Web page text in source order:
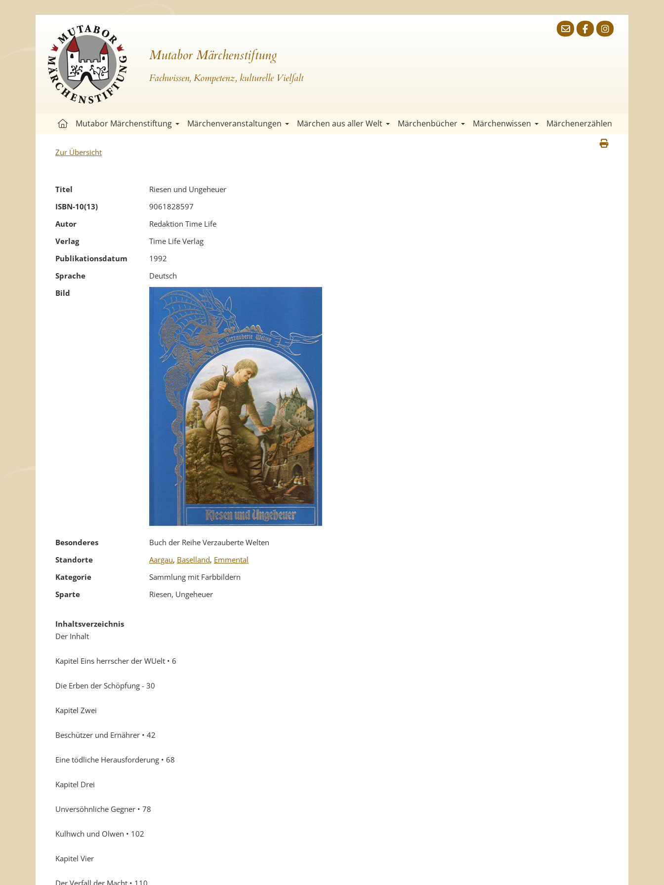
Mutabor Märchenstiftung
Fachwissen, Kompetenz, kulturelle Vielfalt
Mutabor Märchenstiftung Märchenveranstaltungen Märchen aus aller Welt Märchenbücher Märchenwissen Märchenerzählen
Zur Übersicht
Titel
Riesen und Ungeheuer
ISBN-10(13)
9061828597
Autor
Redaktion Time Life
Verlag
Time Life Verlag
Publikationsdatum
1992
Sprache
Deutsch
Bild
Besonderes
Buch der Reihe Verzauberte Welten
Standorte
Aargau, Baselland, Emmental
Kategorie
Sammlung mit Farbbildern
Sparte
Riesen, Ungeheuer
Inhaltsverzeichnis
Der Inhalt
Kapitel Eins herrscher der WUelt • 6
Die Erben der Schöpfung - 30
Kapitel Zwei
Beschützer und Ernährer • 42
Eine tödliche Herausforderung • 68
Kapitel Drei
Unversöhnliche Gegner • 78
Kulhwch und Olwen • 102
Kapitel Vier
Der Verfall der Macht • 110